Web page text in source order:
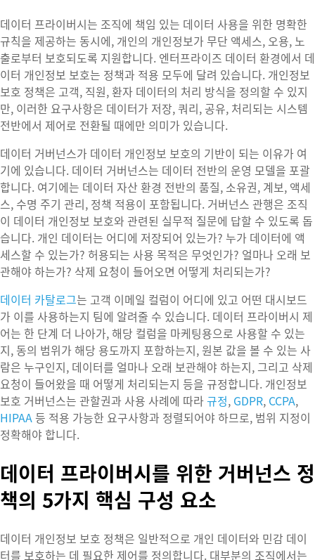
데이터 프라이버시는 조직에 책임 있는 데이터 사용을 위한 명확한
규칙을 제공하는 동시에, 개인의 개인정보가 무단 액세스, 오용, 노
출로부터 보호되도록 지원합니다. 엔터프라이즈 데이터 환경에서 데
이터 개인정보 보호는 정책과 적용 모두에 달려 있습니다. 개인정보
보호 정책은 고객, 직원, 환자 데이터의 처리 방식을 정의할 수 있지
만, 이러한 요구사항은 데이터가 저장, 쿼리, 공유, 처리되는 시스템
전반에서 제어로 전환될 때에만 의미가 있습니다.
데이터 거버넌스가 데이터 개인정보 보호의 기반이 되는 이유가 여
기에 있습니다. 데이터 거버넌스는 데이터 전반의 운영 모델을 포괄
합니다. 여기에는 데이터 자산 환경 전반의 품질, 소유권, 계보, 액세
스, 수명 주기 관리, 정책 적용이 포함됩니다. 거버넌스 관행은 조직
이 데이터 개인정보 보호와 관련된 실무적 질문에 답할 수 있도록 돕
습니다. 개인 데이터는 어디에 저장되어 있는가? 누가 데이터에 액
세스할 수 있는가? 허용되는 사용 목적은 무엇인가? 얼마나 오래 보
관해야 하는가? 삭제 요청이 들어오면 어떻게 처리되는가?
데이터 카탈로그는 고객 이메일 컬럼이 어디에 있고 어떤 대시보드
가 이를 사용하는지 팀에 알려줄 수 있습니다. 데이터 프라이버시 제
어는 한 단계 더 나아가, 해당 컬럼을 마케팅용으로 사용할 수 있는
지, 동의 범위가 해당 용도까지 포함하는지, 원본 값을 볼 수 있는 사
람은 누구인지, 데이터를 얼마나 오래 보관해야 하는지, 그리고 삭제
요청이 들어왔을 때 어떻게 처리되는지 등을 규정합니다. 개인정보
보호 거버넌스는 관할권과 사용 사례에 따라규정, GDPR, CCPA,
HIPAA등 적용 가능한 요구사항과 정렬되어야 하므로, 범위 지정이
정확해야 합니다.
데이터 프라이버시를 위한 거버넌스 정
책의 5가지 핵심 구성 요소
데이터 개인정보 보호 정책은 일반적으로 개인 데이터와 민감 데이
터를 보호하는 데 필요한 제어를 정의합니다. 대부분의 조직에서는